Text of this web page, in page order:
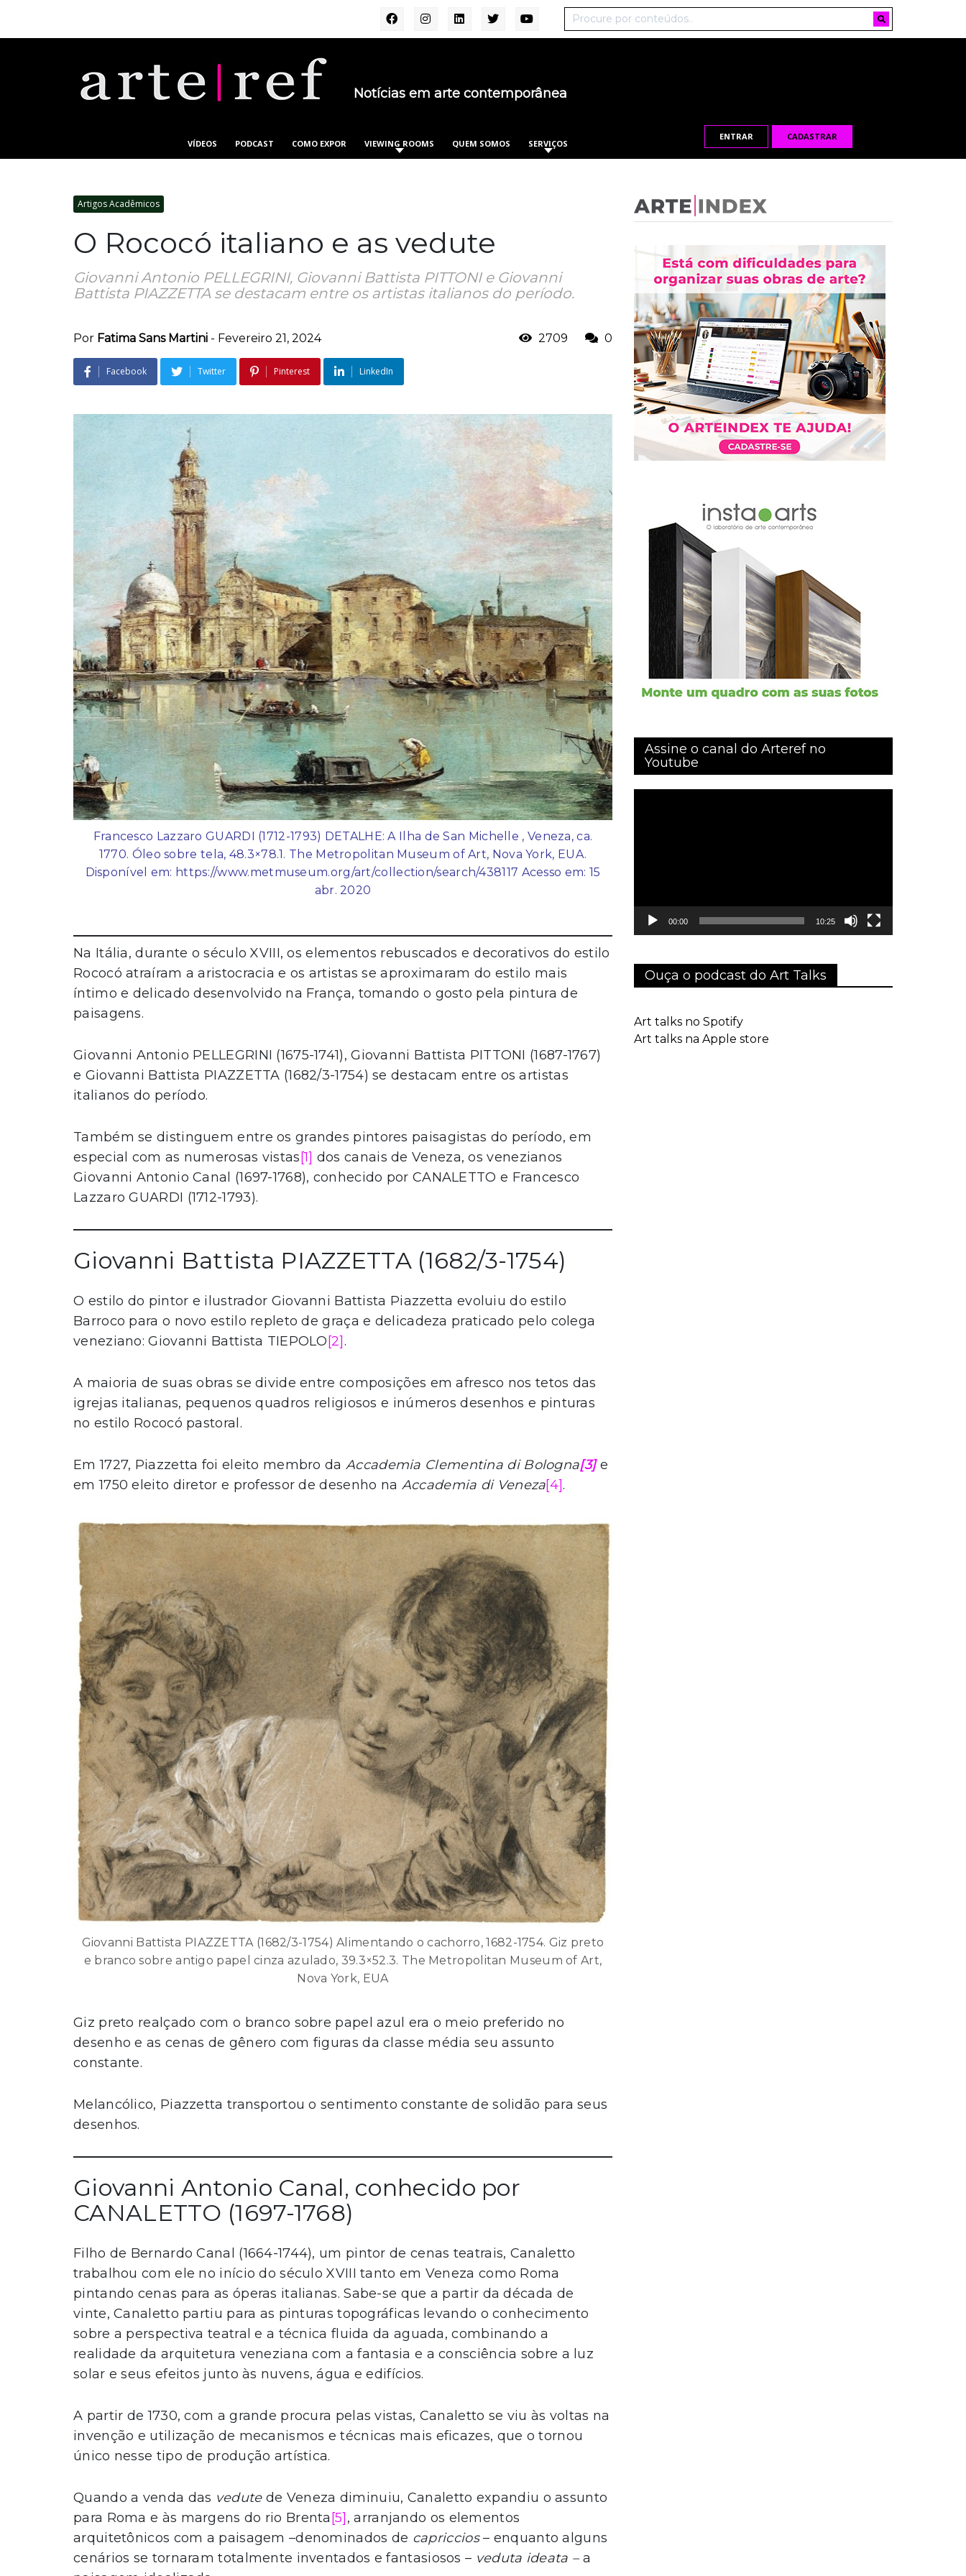
Notícias em arte contemporânea
VÍDEOS PODCAST COMO EXPOR VIEWING ROOMS QUEM SOMOS SERVIÇOS
ENTRAR CADASTRAR
Artigos Acadêmicos
O Rococó italiano e as vedute
Giovanni Antonio PELLEGRINI, Giovanni Battista PITTONI e Giovanni
Battista PIAZZETTA se destacam entre os artistas italianos do período.
Por Fatima Sans Martini - Fevereiro 21, 2024 2709 0
Facebook Twitter Pinterest LinkedIn
Francesco Lazzaro GUARDI (1712-1793) DETALHE: A Ilha de San Michelle , Veneza, ca.
1770. Óleo sobre tela, 48.3×78.1. The Metropolitan Museum of Art, Nova York, EUA.
Disponível em: https://www.metmuseum.org/art/collection/search/438117 Acesso em: 15
abr. 2020
Na Itália, durante o século XVIII, os elementos rebuscados e decorativos do estilo
Rococó atraíram a aristocracia e os artistas se aproximaram do estilo mais
íntimo e delicado desenvolvido na França, tomando o gosto pela pintura de
paisagens.
Giovanni Antonio PELLEGRINI (1675-1741), Giovanni Battista PITTONI (1687-1767)
e Giovanni Battista PIAZZETTA (1682/3-1754) se destacam entre os artistas
italianos do período.
Também se distinguem entre os grandes pintores paisagistas do período, em
especial com as numerosas vistas [1] dos canais de Veneza, os venezianos
Giovanni Antonio Canal (1697-1768), conhecido por CANALETTO e Francesco
Lazzaro GUARDI (1712-1793).
Giovanni Battista PIAZZETTA (1682/3-1754)
O estilo do pintor e ilustrador Giovanni Battista Piazzetta evoluiu do estilo
Barroco para o novo estilo repleto de graça e delicadeza praticado pelo colega
veneziano: Giovanni Battista TIEPOLO [2].
A maioria de suas obras se divide entre composições em afresco nos tetos das
igrejas italianas, pequenos quadros religiosos e inúmeros desenhos e pinturas
no estilo Rococó pastoral.
Em 1727, Piazzetta foi eleito membro da Accademia Clementina di Bologna[3]e
em 1750 eleito diretor e professor de desenho na Accademia di Veneza[4].
Giovanni Battista PIAZZETTA (1682/3-1754) Alimentando o cachorro, 1682-1754. Giz preto
e branco sobre antigo papel cinza azulado, 39.3×52.3. The Metropolitan Museum of Art,
Nova York, EUA
Giz preto realçado com o branco sobre papel azul era o meio preferido no
desenho e as cenas de gênero com figuras da classe média seu assunto
constante.
Melancólico, Piazzetta transportou o sentimento constante de solidão para seus
desenhos.
Giovanni Antonio Canal, conhecido por
CANALETTO (1697-1768)
Filho de Bernardo Canal (1664-1744), um pintor de cenas teatrais, Canaletto
trabalhou com ele no início do século XVIII tanto em Veneza como Roma
pintando cenas para as óperas italianas. Sabe-se que a partir da década de
vinte, Canaletto partiu para as pinturas topográficas levando o conhecimento
sobre a perspectiva teatral e a técnica fluida da aguada, combinando a
realidade da arquitetura veneziana com a fantasia e a consciência sobre a luz
solar e seus efeitos junto às nuvens, água e edifícios.
A partir de 1730, com a grande procura pelas vistas, Canaletto se viu às voltas na
invenção e utilização de mecanismos e técnicas mais eficazes, que o tornou
único nesse tipo de produção artística.
Quando a venda das vedute de Veneza diminuiu, Canaletto expandiu o assunto
para Roma e às margens do rio Brenta [5] , arranjando os elementos
arquitetônicos com a paisagem –denominados de capriccios– enquanto alguns
cenários se tornaram totalmente inventados e fantasiosos – veduta ideata – a
Assine o canal do Arteref no
Youtube
00:00 10:25
Ouça o podcast do Art Talks
Art talks no Spotify
Art talks na Apple store